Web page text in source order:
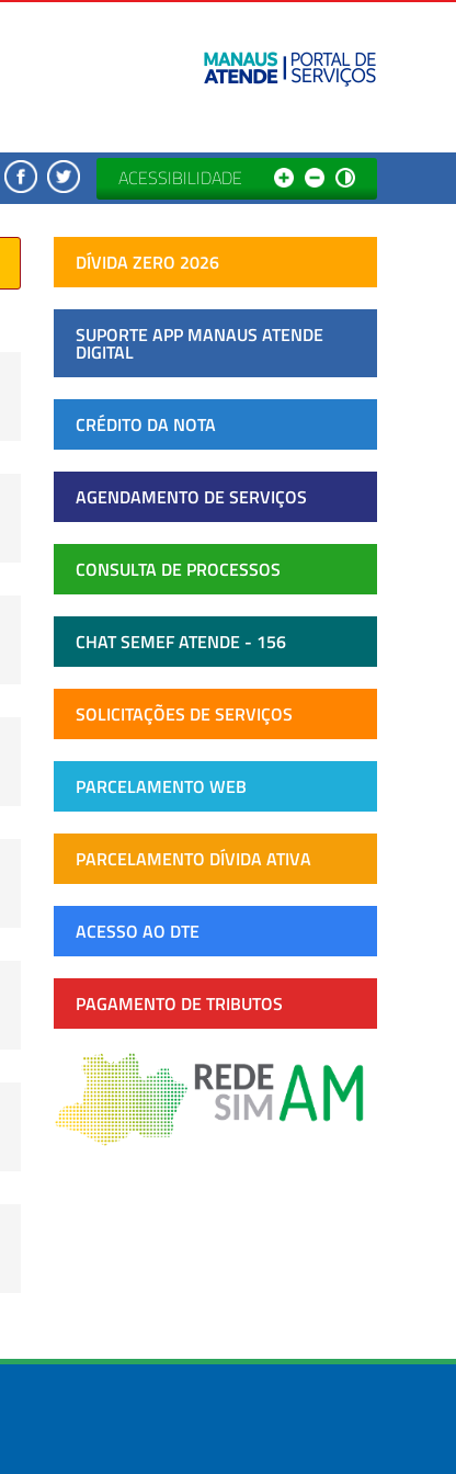
ACESSIBILIDADE
DÍVIDA ZERO 2026
SUPORTE APP MANAUS ATENDE
DIGITAL
CRÉDITO DA NOTA
AGENDAMENTO DE SERVIÇOS
CONSULTA DE PROCESSOS
CHAT SEMEF ATENDE - 156
SOLICITAÇÕES DE SERVIÇOS
PARCELAMENTO WEB
PARCELAMENTO DÍVIDA ATIVA
ACESSO AO DTE
PAGAMENTO DE TRIBUTOS